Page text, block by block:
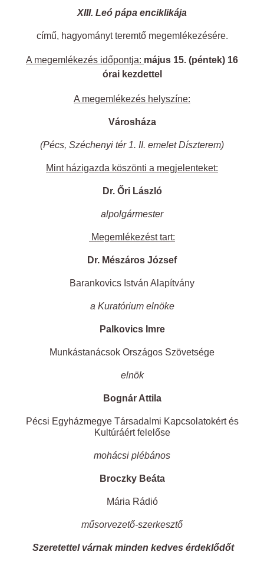
XIII. Leó pápa enciklikája
című, hagyományt teremtő megemlékezésére.
A megemlékezés időpontja: május 15. (péntek) 16
órai kezdettel
A megemlékezés helyszíne:
Városháza
(Pécs, Széchenyi tér 1. II. emelet Díszterem)
Mint házigazda köszönti a megjelenteket:
Dr. Őri László
alpolgármester
Megemlékezést tart:
Dr. Mészáros József
Barankovics István Alapítvány
a Kuratórium elnöke
Palkovics Imre
Munkástanácsok Országos Szövetsége
elnök
Bognár Attila
Pécsi Egyházmegye Társadalmi Kapcsolatokért és
Kultúráért felelőse
mohácsi plébános
Broczky Beáta
Mária Rádió
műsorvezető-szerkesztő
Szeretettel várnak minden kedves érdeklődőt